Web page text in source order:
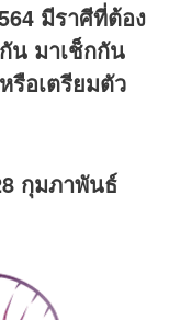
มีราศีที่ต้อง
น มาเช็กกัน
รือเตรียมตัว
กุมภาพันธ์